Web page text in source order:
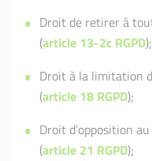
Droit de retirer à
(article 13-2c RGPD);
Droit à la limitation
(article 18 RGPD);
Droit d’opposition
(article 21 RGPD);